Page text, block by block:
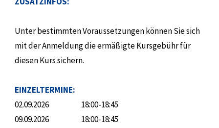
Unter bestimmten Voraussetzungen können Sie sich
mit der Anmeldung die ermäßigte Kursgebühr für
diesen Kurs sichern.
EINZELTERMINE:
02.09.2026
18:00-18:45
09.09.2026
18:00-18:45